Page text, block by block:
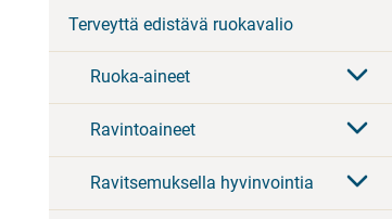
Terveyttä edistävä ruokavalio
Ruoka-aineet
Ravintoaineet
Ravitsemuksella hyvinvointia